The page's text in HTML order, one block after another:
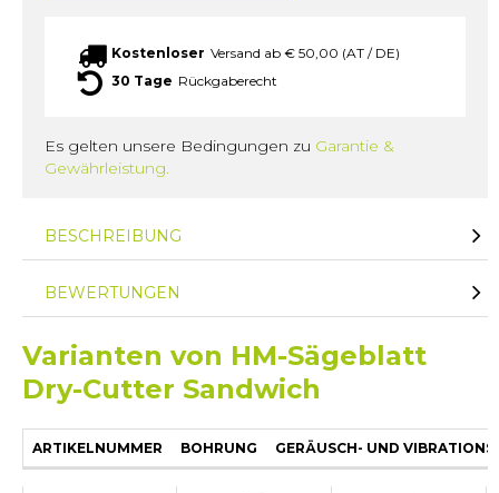
Kostenloser Versand ab € 50,00 (AT / DE)
30 Tage Rückgaberecht
Es gelten unsere Bedingungen zu Garantie &
Gewährleistung.
BESCHREIBUNG
BEWERTUNGEN
Varianten von HM-Sägeblatt
Dry-Cutter Sandwich
ARTIKELNUMMER BOHRUNG GERÄUSCH- UND